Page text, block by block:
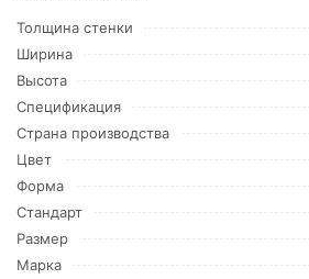
Толщина стенки
Ширина
Высота
Спецификация
Страна производства
Цвет
Форма
Стандарт
Размер
Марка